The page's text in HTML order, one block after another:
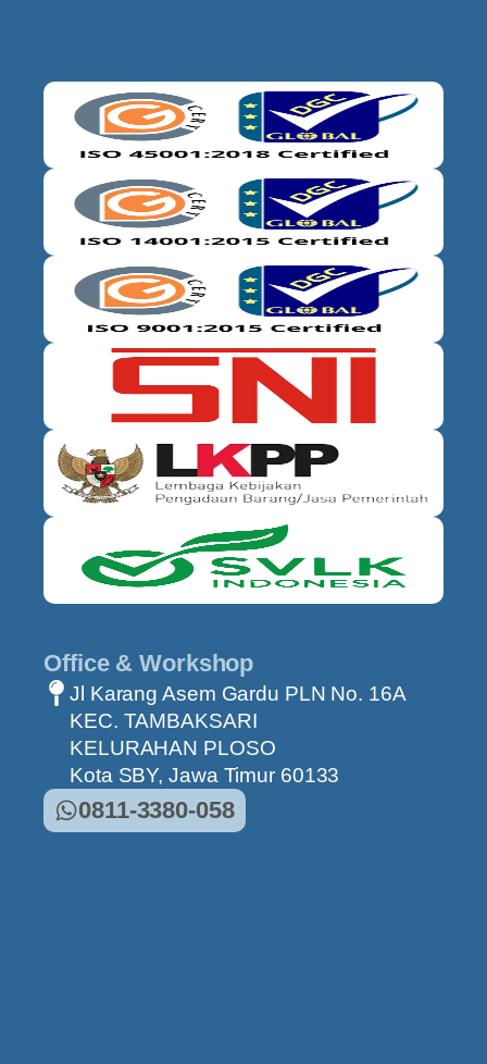
Office & Workshop
Jl Karang Asem Gardu PLN No. 16A
KEC. TAMBAKSARI
KELURAHAN PLOSO
Kota SBY, Jawa Timur 60133
0811-3380-058